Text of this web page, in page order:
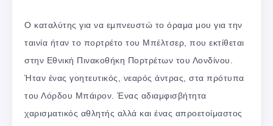
Ο καταλύτης για να εμπνευστώ το όραμα μου για την
ταινία ήταν το πορτρέτο του Μπέλτσερ, που εκτίθεται
στην Εθνική Πινακοθήκη Πορτρέτων του Λονδίνου.
Ήταν ένας γοητευτικός, νεαρός άντρας, στα πρότυπα
του Λόρδου Μπάιρον. Ένας αδιαμφισβήτητα
χαρισματικός αθλητής αλλά και ένας απροετοίμαστος